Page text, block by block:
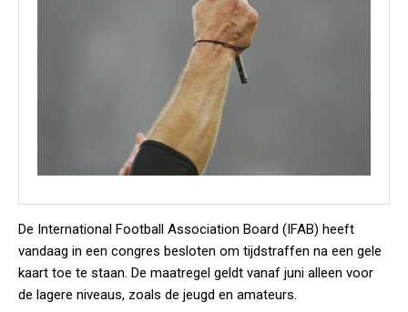
De International Football Association Board (IFAB) heeft
vandaag in een congres besloten om tijdstraffen na een gele
kaart toe te staan. De maatregel geldt vanaf juni alleen voor
de lagere niveaus, zoals de jeugd en amateurs.